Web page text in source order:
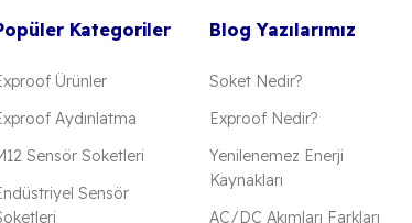
Kategoriler
Ürünler
Aydınlatma
Sensör Soketleri
Sensör
Blog Yazılarımız
Soket Nedir?
Exproof Nedir?
Yenilenemez Enerji
Kaynakları
AC/DC Akımları Farkları